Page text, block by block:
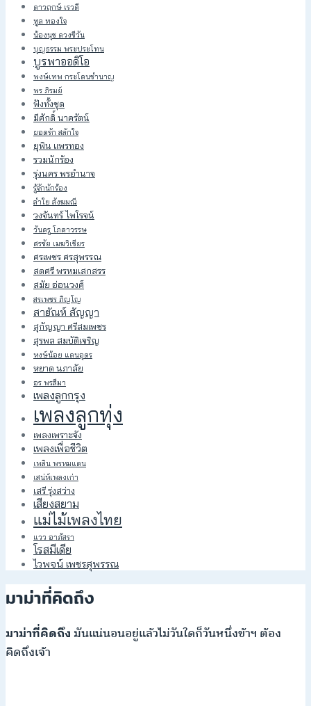
ดาวฤกษ์ เรวดี
ทูล ทองใจ
น้องนุช ดวงชีวัน
บุญธรรม พระประโทน
บูรพาออดิโอ
พงษ์เทพ กระโดนชำนาญ
พร ภิรมย์
ฟังทั้งชุด
มีศักดิ์ นาครัตน์
ยอดรัก สลักใจ
ยุพิน แพรทอง
รวมนักร้อง
รุ่งนคร พรอำนาจ
รู้จักนักร้อง
ลำใย สังฆมณี
วงจันทร์ ไพโรจน์
วันครู โภคาวรรษ
ศรชัย เมฆวิเชียร
ศรเพชร ศรสุพรรณ
สดศรี พรหมเสกสรร
สมัย อ่อนวงศ์
สรเพชร ภิญโญ
สายัณห์ สัญญา
สุกัญญา ศรีสมเพชร
สุรพล สมบัติเจริญ
หงษ์น้อย แดนอุดร
หยาด นภาลัย
อร พรสีมา
เพลงลูกกรุง
เพลงลูกทุ่ง
เพลงเพราะจัง
เพลงเพื่อชีวิต
เพลิน พรหมแดน
เสน่ห์เพลงเก่า
เสรี รุ่งสว่าง
เสียงสยาม
แม่ไม้เพลงไทย
แวว อาภัสรา
โรสมีเดีย
ไวพจน์ เพชรสุพรรณ
มาม่าที่คิดถึง
มาม่าที่คิดถึงมันแน่นอนอยู่แล้วไม่วันใดก็วันหนึ่งข้าฯ ต้อง
คิดถึงเจ้า